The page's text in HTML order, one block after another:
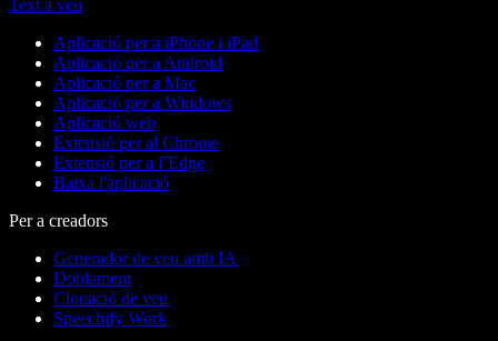
Text a veu
Aplicació per a iPhone i iPad
Aplicació per a Android
Aplicació per a Mac
Aplicació per a Windows
Aplicació web
Extensió per al Chrome
Extensió per a l’Edge
Baixa l'aplicació
Per a creadors
Generador de veu amb IA
Doblament
Clonació de veu
Speechify Work